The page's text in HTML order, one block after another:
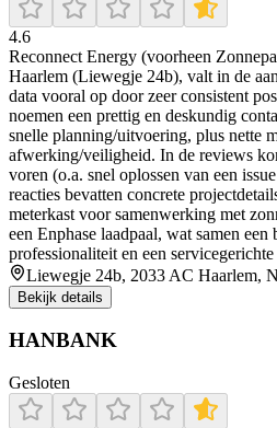
4.6
Reconnect Energy (voorheen
Haarlem (Liewegje 24b), valt in de
data vooral op door zeer consistent
noemen een prettig en deskundig
snelle planning/uitvoering, plus nette
afwerking/veiligheid. In de reviews
voren (o.a. snel oplossen van een
reacties bevatten concrete
meterkast voor samenwerking met
een Enphase laadpaal, wat samen een
professionaliteit en een
Liewegje 24b, 2033 AC Haarlem,
Bekijk details
HANBANK
Gesloten